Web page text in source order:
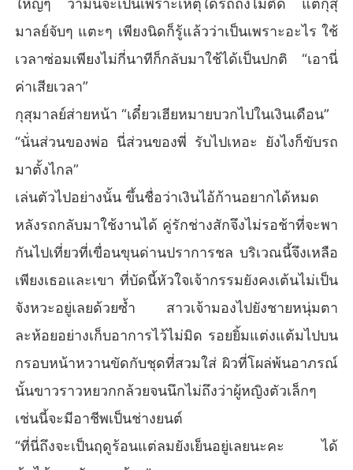
ใหญ่ๆ ว่ามันจะเป็นเพราะเหตุใดรถถึงไม่ติด แต่กุสุ
มาลย์จับๆ แตะๆ เพียงนิดก็รู้แล้วว่าเป็นเพราะอะไร ใช้
เวลาซ่อมเพียงไม่กี่นาทีก็กลับมาใช้ได้เป็นปกติ “เอานี่
ค่าเสียเวลา”
กุสุมาลย์ส่ายหน้า “เดี๋ยวเฮียหมายบวกไปในเงินเดือน”
“นั่นส่วนของพ่อ นี่ส่วนของพี่ รับไปเหอะ ยังไงก็ขับรถ
มาตั้งไกล”
เล่นตัวไปอย่างนั้น ขึ้นชื่อว่าเงินไอ้ก้านอยากได้หมด
หลังรถกลับมาใช้งานได้ คู่รักช่างสักจึงไม่รอช้าที่จะพา
กันไปเที่ยวที่เขื่อนขุนด่านปราการชล บริเวณนี้จึงเหลือ
เพียงเธอและเขา ที่บัดนี้หัวใจเจ้ากรรมยังคงเต้นไม่เป็น
จังหวะอยู่เลยด้วยซ้ำ สาวเจ้ามองไปยังชายหนุ่มตา
ละห้อยอย่างเก็บอาการไว้ไม่มิด รอยยิ้มแต่งแต้มไปบน
กรอบหน้าหวานขัดกับชุดที่สวมใส่ ผิวที่โผล่พ้นอาภรณ์
นั้นขาวราวหยวกกล้วยจนนึกไม่ถึงว่าผู้หญิงตัวเล็กๆ
เช่นนี้จะมีอาชีพเป็นช่างยนต์
“ที่นี่ถึงจะเป็นฤดูร้อนแต่ลมยังเย็นอยู่เลยนะคะ ได้